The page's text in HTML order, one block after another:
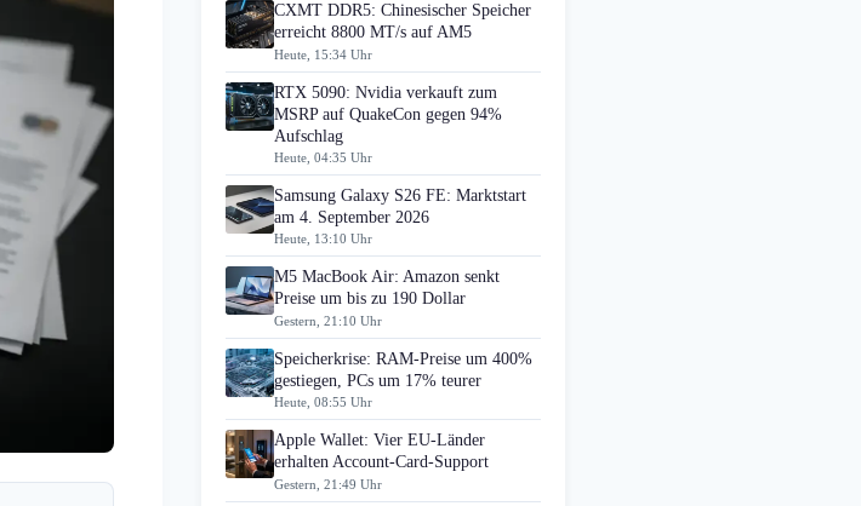
CXMT DDR5: Chinesischer Speicher
erreicht 8800 MT/s auf AM5
Heute, 15:34 Uhr
RTX 5090: Nvidia verkauft zum
MSRP auf QuakeCon gegen 94%
Aufschlag
Heute, 04:35 Uhr
Samsung Galaxy S26 FE: Marktstart
am 4. September 2026
Heute, 13:10 Uhr
M5 MacBook Air: Amazon senkt
Preise um bis zu 190 Dollar
Gestern, 21:10 Uhr
Speicherkrise: RAM-Preise um 400%
gestiegen, PCs um 17% teurer
Heute, 08:55 Uhr
Apple Wallet: Vier EU-Länder
erhalten Account-Card-Support
Gestern, 21:49 Uhr